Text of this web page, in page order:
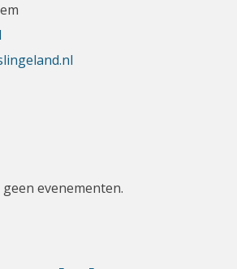
evenementen.